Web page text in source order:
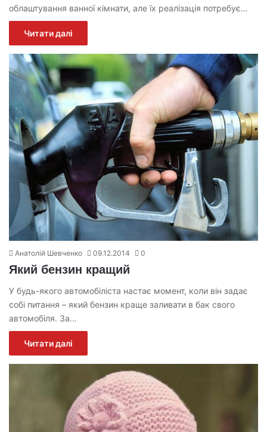
облаштування ванної кімнати, але їх реалізація потребує…
Читати далі
Анатолій Шевченко 09.12.2014 0
Який бензин кращий
У будь-якого автомобіліста настає момент, коли він задає
собі питання – який бензин краще заливати в бак свого
автомобіля. За…
Читати далі